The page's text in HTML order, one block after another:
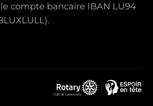
compte bancaire IBAN LU94